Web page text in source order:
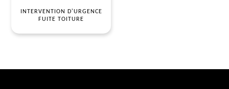
INTERVENTION D'URGENCE
FUITE TOITURE